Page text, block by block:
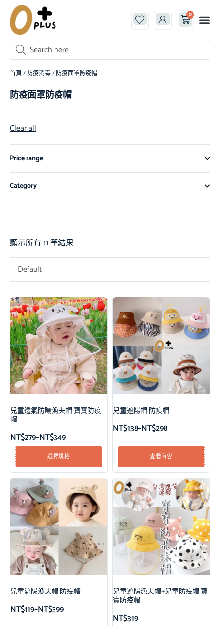
0
首頁/ 防疫消毒/ 防疫面罩防疫帽
防疫面罩防疫帽
Clear all
Price range
Category
顯示所有 11 筆結果
Default
兒童透氣防曬漁夫帽 寶寶防疫
帽
NT$279–NT$349
選擇規格
兒童遮陽帽 防疫帽
NT$138–NT$298
查看內容
兒童遮陽漁夫帽 防疫帽
NT$119–NT$399
兒童遮陽漁夫帽+兒童防疫帽 寶
寶防疫帽
NT$319